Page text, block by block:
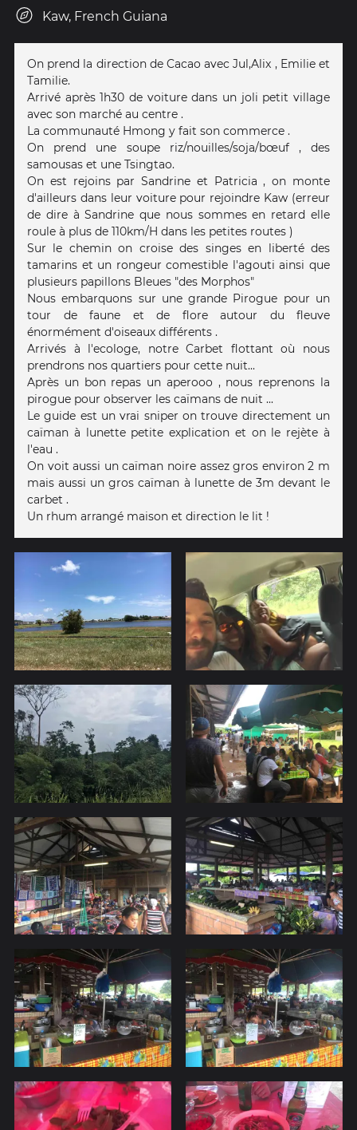
Kaw, French Guiana
On prend la direction de Cacao avec Jul,Alix , Emilie et
Tamilie.
Arrivé après 1h30 de voiture dans un joli petit village
avec son marché au centre .
La communauté Hmong y fait son commerce .
On prend une soupe riz/nouilles/soja/bœuf , des
samousas et une Tsingtao.
On est rejoins par Sandrine et Patricia , on monte
d'ailleurs dans leur voiture pour rejoindre Kaw (erreur
de dire à Sandrine que nous sommes en retard elle
roule à plus de 110km/H dans les petites routes )
Sur le chemin on croise des singes en liberté des
tamarins et un rongeur comestible l'agouti ainsi que
plusieurs papillons Bleues "des Morphos"
Nous embarquons sur une grande Pirogue pour un
tour de faune et de flore autour du fleuve
énormément d'oiseaux différents .
Arrivés à l'ecologe, notre Carbet flottant où nous
prendrons nos quartiers pour cette nuit...
Après un bon repas un aperooo , nous reprenons la
pirogue pour observer les caïmans de nuit ...
Le guide est un vrai sniper on trouve directement un
caïman à lunette petite explication et on le rejète à
l'eau .
On voit aussi un caïman noire assez gros environ 2 m
mais aussi un gros caïman à lunette de 3m devant le
carbet .
Un rhum arrangé maison et direction le lit !